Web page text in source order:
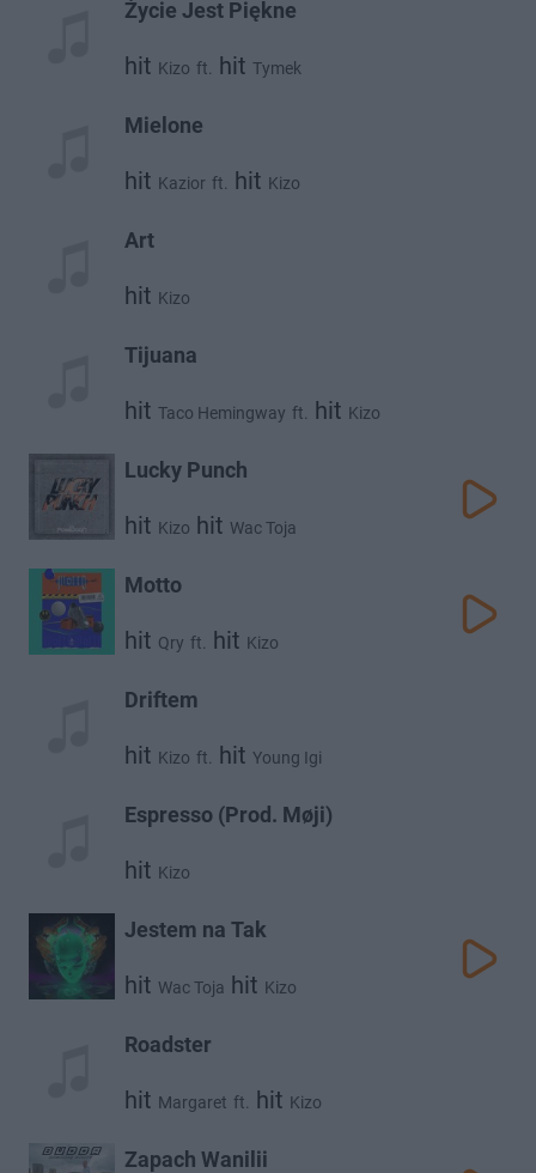
Życie Jest Piękne
hit Kizo ft. hit Tymek
Mielone
hit Kazior ft. hit Kizo
Art
hit Kizo
Tijuana
hit Taco Hemingway ft. hit Kizo
Lucky Punch
hit Kizo hit Wac Toja
Motto
hit Qry ft. hit Kizo
Driftem
hit Kizo ft. hit Young Igi
Espresso (Prod. Møji)
hit Kizo
Jestem na Tak
hit Wac Toja hit Kizo
Roadster
hit Margaret ft. hit Kizo
Zapach Wanilii